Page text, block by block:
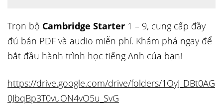
Trọn bộ Cambridge Starter 1 – 9, cung cấp đầy
đủ bản PDF và audio miễn phí. Khám phá ngay để
bắt đầu hành trình học tiếng Anh của bạn!
https://drive.google.com/drive/folders/1OyJ_DBt0AG
0JbqBp3T0vuON4vO5u_SvG